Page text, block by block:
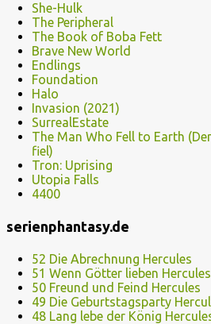
She-Hulk
The Peripheral
The Book of Boba Fett
Brave New World
Endlings
Foundation
Halo
Invasion (2021)
SurrealEstate
The Man Who Fell to Earth
fiel)
Tron: Uprising
Utopia Falls
4400
serienphantasy.de
52 Die Abrechnung Hercules
51 Wenn Götter lieben Hercules
50 Freund und Feind Hercules
49 Die Geburtstagsparty
48 Lang lebe der König